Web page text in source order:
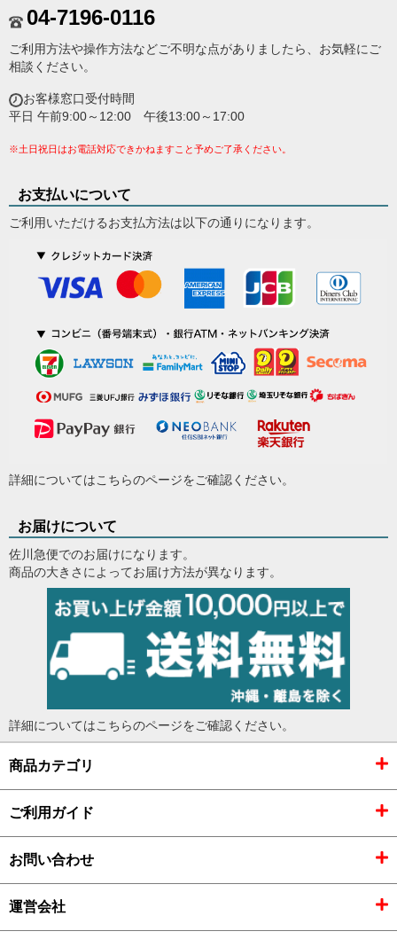
04-7196-0116
ご利用方法や操作方法などご不明な点がありましたら、お気軽にご
相談ください。
お客様窓口受付時間
平日 午前9:00～12:00 午後13:00～17:00
※土日祝日はお電話対応できかねますこと予めご了承ください。
お支払いについて
ご利用いただけるお支払方法は以下の通りになります。
詳細についてはこちらのページをご確認ください。
お届けについて
佐川急便でのお届けになります。
商品の大きさによってお届け方法が異なります。
詳細についてはこちらのページをご確認ください。
商品カテゴリ
ご利用ガイド
お問い合わせ
運営会社